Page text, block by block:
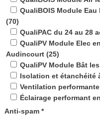
QualiBOIS Module
(70)
QualiPAC du 24 au 28
QualiPV Module Elec
Audincourt (25)
QualiPV Module Bât
Isolation et étanchéité
Ventilation
Éclairage performant
Anti-spam *